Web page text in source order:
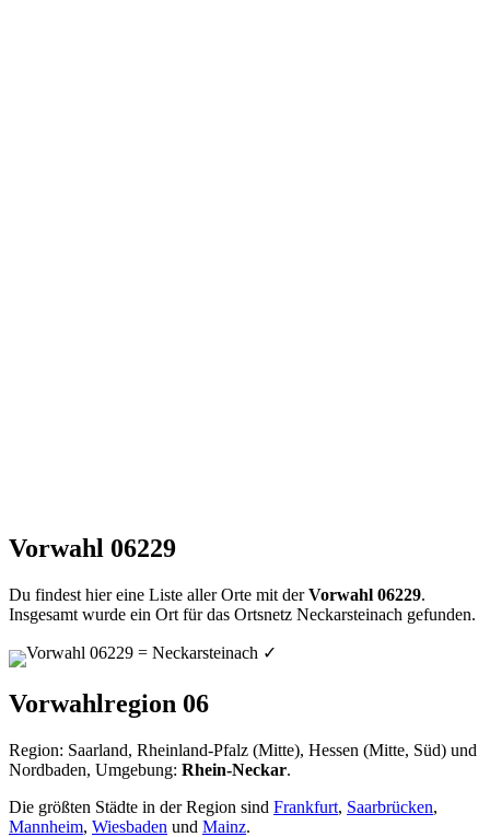
Vorwahl 06229
Du findest hier eine Liste aller Orte mit derVorwahl 06229.
Insgesamt wurde ein Ort für das Ortsnetz Neckarsteinach gefunden.
Vorwahl 06229 = Neckarsteinach ✓
Vorwahlregion 06
Region: Saarland, Rheinland-Pfalz (Mitte), Hessen (Mitte, Süd) und
Nordbaden, Umgebung: Rhein-Neckar.
Die größten Städte in der Region sind Frankfurt, Saarbrücken,
Mannheim, Wiesbaden und Mainz.